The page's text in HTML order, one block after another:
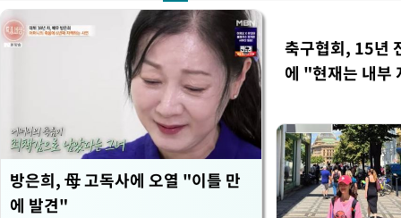
방은희, 母 고독사에 오열 "이틀 만
에 발견"
축구협회, 15년
에 "현재는 내부